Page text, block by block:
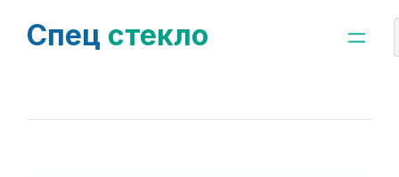
Спец стекло